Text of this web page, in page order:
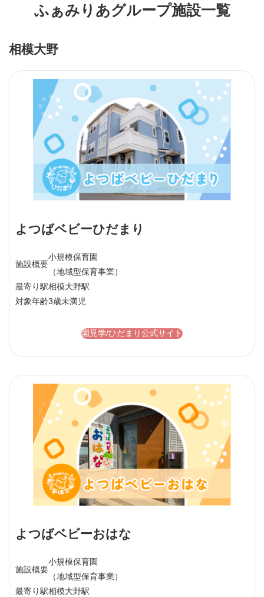
ふぁみりあグループ施設一覧
相模大野
よつばベビーひだまり
施設概要
小規模保育園
（地域型保育事業）
最寄り駅相模大野駅
対象年齢3歳未満児
園見学/ひだまり公式サイト
よつばベビーおはな
施設概要
小規模保育園
（地域型保育事業）
最寄り駅相模大野駅